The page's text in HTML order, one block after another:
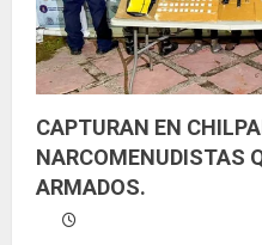
CAPTURAN EN
NARCOMENUDISTAS
ARMADOS.